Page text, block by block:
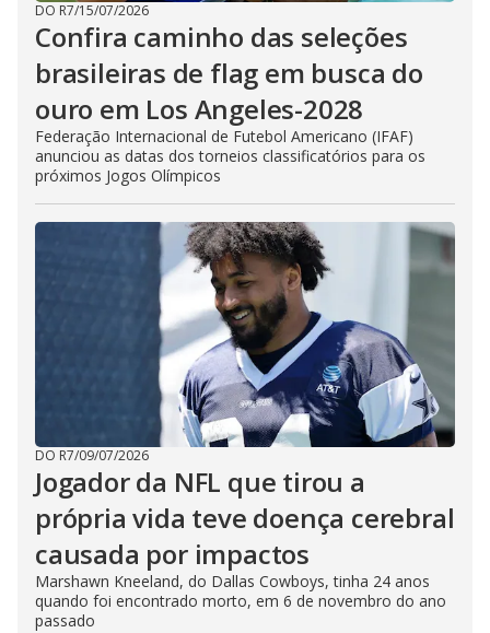
DO R7/15/07/2026
Confira caminho das seleções
brasileiras de flag em busca do
ouro em Los Angeles-2028
Federação Internacional de Futebol Americano (IFAF)
anunciou as datas dos torneios classificatórios para os
próximos Jogos Olímpicos
DO R7/09/07/2026
Jogador da NFL que tirou a
própria vida teve doença cerebral
causada por impactos
Marshawn Kneeland, do Dallas Cowboys, tinha 24 anos
quando foi encontrado morto, em 6 de novembro do ano
passado